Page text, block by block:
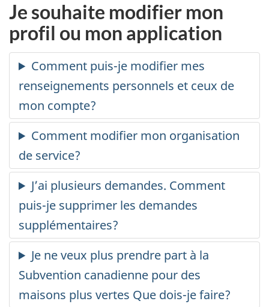
Je souhaite modifier mon
profil ou mon application